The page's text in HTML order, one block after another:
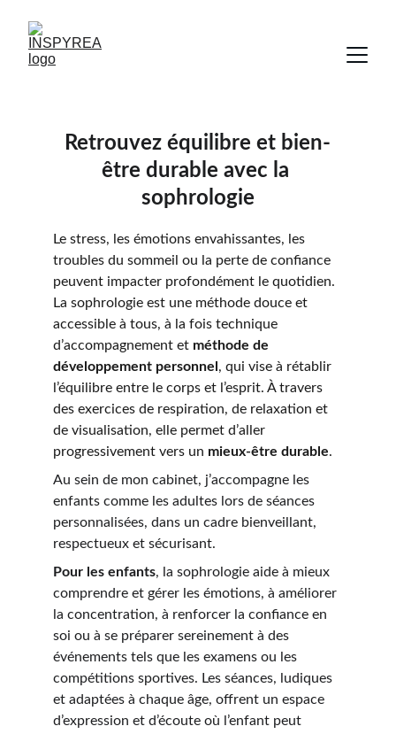
Retrouvez équilibre et bien-
être durable avec la
sophrologie
Le stress, les émotions envahissantes, les
troubles du sommeil ou la perte de confiance
peuvent impacter profondément le quotidien.
La sophrologie est une méthode douce et
accessible à tous, à la fois technique
d’accompagnement et méthode de
développement personnel , qui vise à rétablir
l’équilibre entre le corps et l’esprit. À travers
des exercices de respiration, de relaxation et
de visualisation, elle permet d’aller
progressivement vers un mieux-être durable.
Au sein de mon cabinet, j’accompagne les
enfants comme les adultes lors de séances
personnalisées, dans un cadre bienveillant,
respectueux et sécurisant.
Pour les enfants, la sophrologie aide à mieux
comprendre et gérer les émotions, à améliorer
la concentration, à renforcer la confiance en
soi ou à se préparer sereinement à des
événements tels que les examens ou les
compétitions sportives. Les séances, ludiques
et adaptées à chaque âge, offrent un espace
d’expression et d’écoute où l’enfant peut